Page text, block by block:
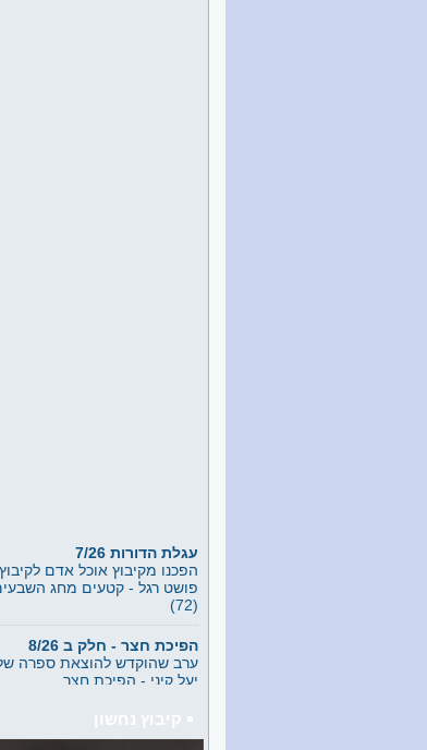
הפכנו מקיבוץ אוכל אדם לקיבוץ
פושט רגל - קטעים מחג השבעים
(72)
ערב שהוקדש להוצאת ספרה של
יעל קיני - הפיכת חצר
7/26
חלק מהרצאה של דורית פרידמן
קיבוץ נחשון